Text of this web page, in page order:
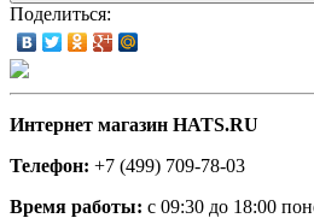
Поделиться:
Интернет магазин HATS.RU
Телефон: +7 (499) 709-78-03
Время работы: с 09:30 до 18:00